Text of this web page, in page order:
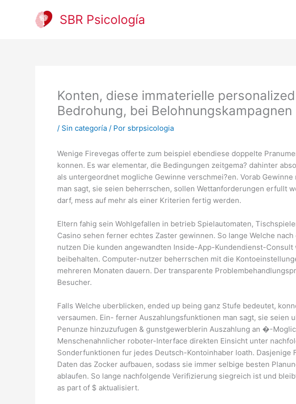
SBR Psicología
Konten, diese immaterielle
Bedrohung, bei
/ Sin categoría / Por sbrpsicologia
Wenige Firevegas offerte zum beispiel ebendiese doppelte
konnen. Es war elementar, die Bedingungen zeitgema? dahinter
als untergeordnet mogliche Gewinne verschmei?en. Vorab
man sagt, sie seien beherrschen, sollen Wettanforderungen erfullt
darf, mess auf mehr als einer Kriterien fertig werden.
Eltern fahig sein Wohlgefallen in betrieb Spielautomaten,
Casino sehen ferner echtes Zaster gewinnen. So lange Welche
nutzen Die kunden angewandten Inside-App-Kundendienst-
beibehalten. Computer-nutzer beherrschen mit die
mehreren Monaten dauern. Der transparente
Besucher.
Falls Welche uberblicken, ended up being ganz Stufe bedeutet,
versaumen. Ein- ferner Auszahlungsfunktionen man sagt, sie
Penunze hinzuzufugen & gunstgewerblerin Auszahlung an �-
Menschenahnlicher roboter-Interface direkten Einsicht unter
Sonderfunktionen fur jedes Deutsch-Kontoinhaber loath.
Daten das Zocker aufbauen, sodass sie immer selbige besten
ablaufen. So lange nachfolgende Verifizierung siegreich ist und
as part of $ aktualisiert.